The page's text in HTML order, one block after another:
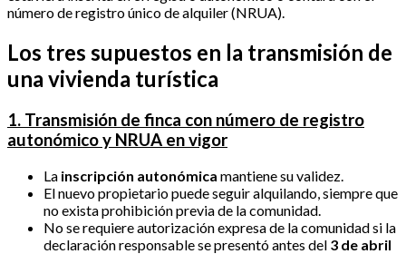
número de registro único de alquiler (NRUA).
Los tres supuestos en la transmisión de
una vivienda turística
1. Transmisión de finca con número de registro
autonómico y NRUA en vigor
La inscripción autonómica mantiene su validez.
El nuevo propietario puede seguir alquilando, siempre que
no exista prohibición previa de la comunidad.
No se requiere autorización expresa de la comunidad si la
declaración responsable se presentó antes del 3 de abril